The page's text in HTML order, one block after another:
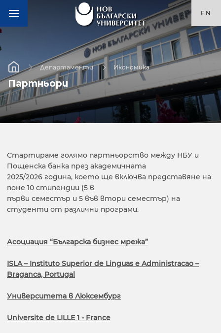
EN
Департаменти Икономика
Партньори
Стартираме голямо партньорство между НБУ и
Пощенска банка през академичната
2025/2026 година, което ще включва представяне на
поне 10 стипендии (5 в
първи семестър и 5 във втори семестър) на
студенти от различни програми.
Асоциация “Българска бизнес мрежа”
ISLA – Instituto Superior de Linguas e Administracao –
Braganca, Portugal
Университета в Люксембург
Universite de LILLE 1 - France